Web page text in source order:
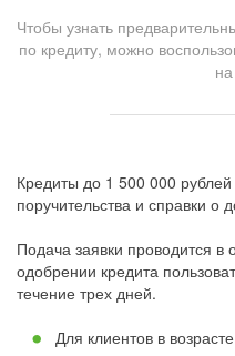
Чтобы узнать
по кредиту, можно
Кредиты до 1 500 000
поручительства и справки о
Подача заявки проводится
одобрении кредита
течение трех дней.
Для клиентов в